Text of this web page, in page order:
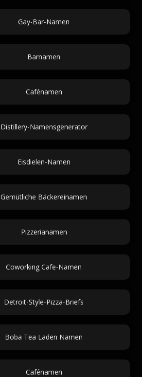
Gay-Bar-Namen
Barnamen
Cafénamen
Distillery-Namensgenerator
Eisdielen-Namen
Gemütliche Bäckereinamen
Pizzerianamen
Coworking Cafe-Namen
Detroit-Style-Pizza-Briefs
Boba Tea Laden Namen
Cafénamen